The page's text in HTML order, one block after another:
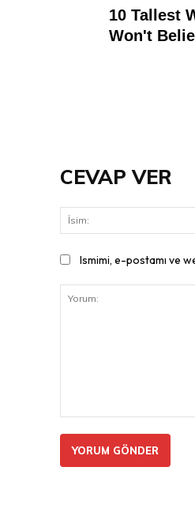
CEVAP VER
Ismimi, e-postamı ve